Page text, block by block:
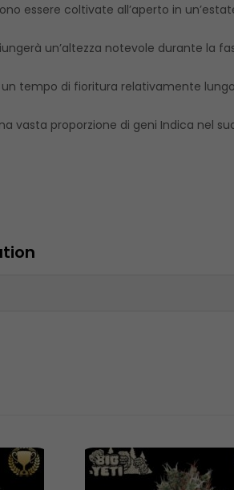
essere coltivate all’aperto in
un’altezza notevole durante la
un tempo di fioritura relativamente lungo
vasta proporzione di geni Indica nel